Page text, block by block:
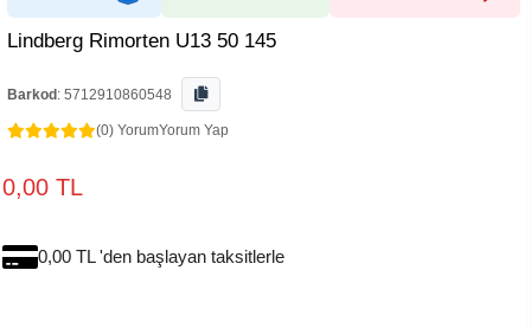
Lindberg Rimorten U13 50 145
Barkod : 5712910860548
(0) YorumYorum Yap
0,00 TL
0,00 TL 'den başlayan taksitlerle